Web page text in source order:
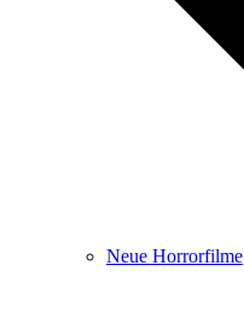
Neue Horrorfilme